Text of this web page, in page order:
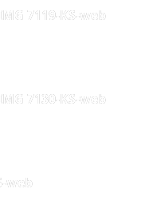
7119-KS-web
7130-KS-web
web